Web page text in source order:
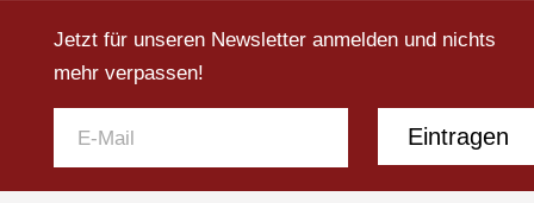
Jetzt für unseren Newsletter anmelden und nichts
mehr verpassen!
Eintragen